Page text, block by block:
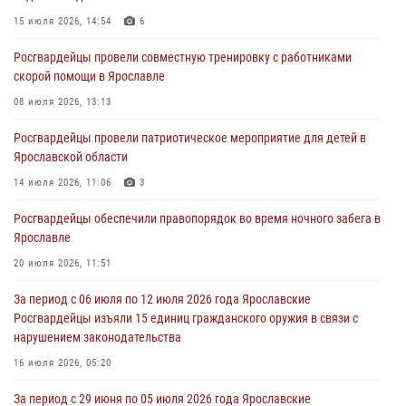
03 августа 2026, 07:09
Росгвардейцы оказали помощь беременной женщине во время
празднования Дня ВДВ в Ярославле
03 августа 2026, 06:20
За период с 20 июля по 26 июля 2026 года Ярославские
Росгвардейцы изъяли 41 единицу гражданского оружия в связи с
нарушением законодательства
В региональном управлении Росгвардии состоялся молебен,
приуроченный к празднику Крещения Руси
15 июля 2026, 14:54 6
Росгвардейцы провели совместную тренировку с работниками
скорой помощи в Ярославле
08 июля 2026, 13:13
Росгвардейцы провели патриотическое мероприятие для детей в
Ярославской области
14 июля 2026, 11:06 3
Росгвардейцы обеспечили правопорядок во время ночного забега в
Ярославле
20 июля 2026, 11:51
За период с 06 июля по 12 июля 2026 года Ярославские
Росгвардейцы изъяли 15 единиц гражданского оружия в связи с
нарушением законодательства
16 июля 2026, 05:20
За период с 29 июня по 05 июля 2026 года Ярославские